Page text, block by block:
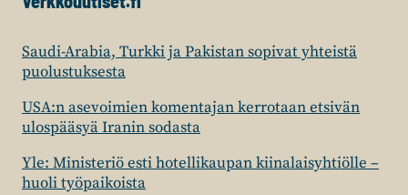
Saudi-Arabia, Turkki ja Pakistan sopivat yhteistä
puolustuksesta
USA:n asevoimien komentajan kerrotaan etsivän
ulospääsyä Iranin sodasta
Yle: Ministeriö esti hotellikaupan kiinalaisyhtiölle –
huoli työpaikoista